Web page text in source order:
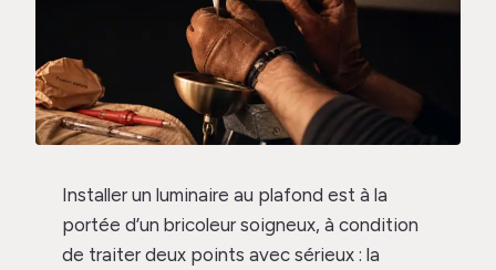
Installer un luminaire au plafond est à la
portée d’un bricoleur soigneux, à condition
de traiter deux points avec sérieux : la